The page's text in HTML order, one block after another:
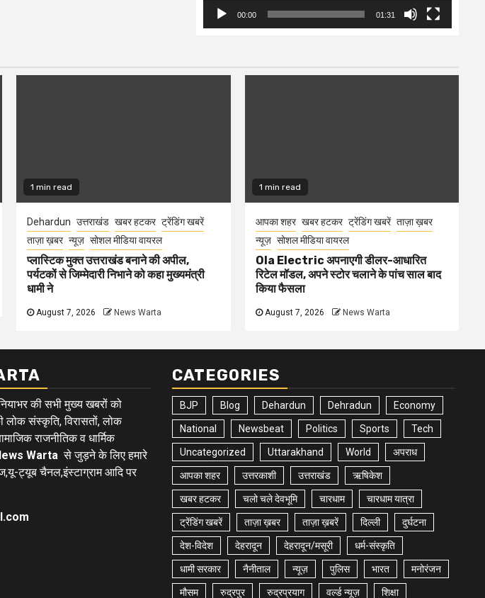
00:00 01:31
1 min read
Dehardun उत्तराखंड खबर हटकर ट्रेंडिंग खबरें
ताज़ा ख़बर न्यूज़ सोशल मीडिया वायरल
प्लास्टिक मुक्त उत्तराखंड बनाने की अपील,
पर्यटकों से जिम्मेदारी निभाने को कहा मुख्यमंत्री
धामी ने
August 7, 2026 News Warta
1 min read
आपका शहर खबर हटकर ट्रेंडिंग खबरें ताज़ा ख़बर
न्यूज़ सोशल मीडिया वायरल
Ola Electric अपनाएगी डीलर-आधारित
रिटेल मॉडल, अपने स्टोर चलाने के पांच साल बाद
किया फैसला
August 7, 2026 News Warta
की सभी मुख्य खबरों को
लोक संस्कृति, विरासतों, लोक
राजनीतिक व धार्मिक
Warta से जुड़ने के लिए हमारे
ट्यूब चैनल,इंस्टाग्राम आदि पर
CATEGORIES
BJP Blog Dehardun Dehradun Economy
National Newsbeat Politics Sports Tech
Uncategorized Uttarakhand World अपराध
आपका शहर उत्तरकाशी उत्तराखंड ऋषिकेश
खबर हटकर चलो चले देवभूमि चारधाम चारधाम यात्रा
ट्रेंडिंग खबरें ताज़ा ख़बर ताज़ा ख़बरें दिल्ली दुर्घटना
देश-विदेश देहरादून देहरादून/मसूरी धर्म-संस्कृति
धामी सरकार नैनीताल न्यूज़ पुलिस भारत मनोरंजन
मौसम रुद्रपुर रुद्रप्रयाग वर्ल्ड न्यूज़ शिक्षा